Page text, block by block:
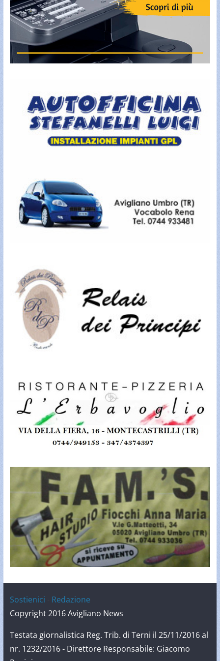
Sostienici
Redazione
Copyright 2016 Avigliano News
Testata giornalistica Reg. Trib. di Terni il 25/11/2016 al
nr. 1232/2016 - Direttore Responsabile: Giacomo